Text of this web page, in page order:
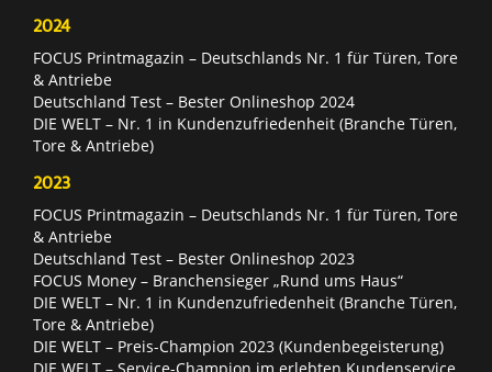
2024
FOCUS Printmagazin – Deutschlands Nr. 1 für Türen, Tore
& Antriebe
Deutschland Test – Bester Onlineshop 2024
DIE WELT – Nr. 1 in Kundenzufriedenheit (Branche Türen,
Tore & Antriebe)
2023
FOCUS Printmagazin – Deutschlands Nr. 1 für Türen, Tore
& Antriebe
Deutschland Test – Bester Onlineshop 2023
FOCUS Money – Branchensieger „Rund ums Haus“
DIE WELT – Nr. 1 in Kundenzufriedenheit (Branche Türen,
Tore & Antriebe)
DIE WELT – Preis-Champion 2023 (Kundenbegeisterung)